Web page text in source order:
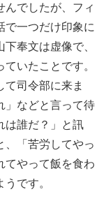
んでしたが、フィ
で一つだけ印象に
奉文は虚像で、
いたことです。
司令部に来ま
」などと言って待
は誰だ？」と訊
、「苦労してやっ
てやって飯を食わ
です。